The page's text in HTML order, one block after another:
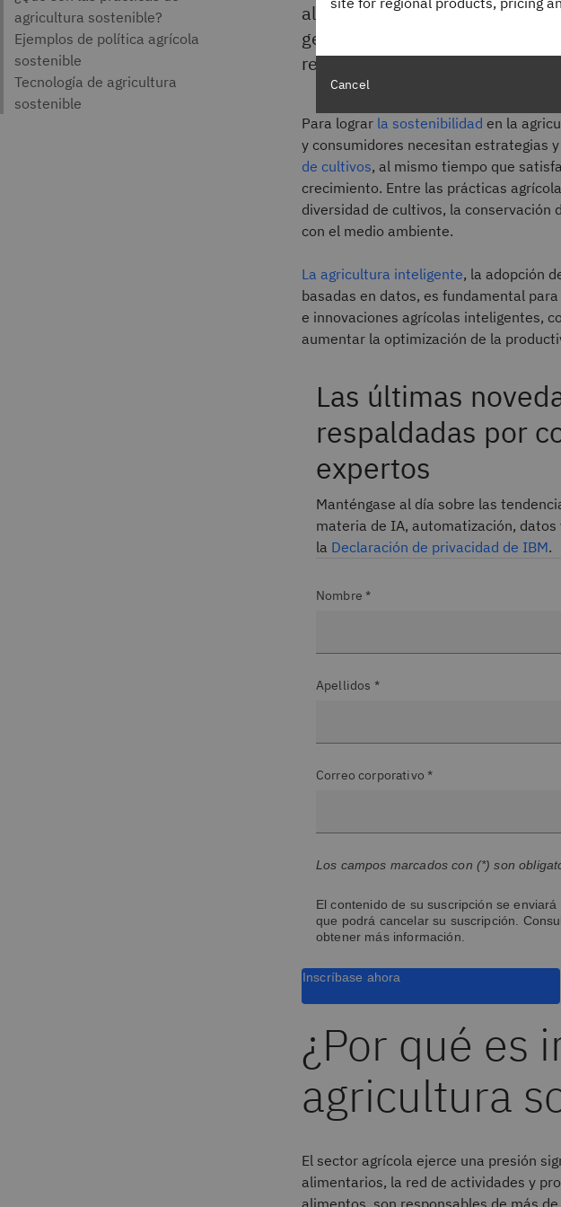
al mismo tiempo la
generaciones futuras. Hace
rentabilidad económica y la
Para lograr la sostenibilidad en la
y consumidores necesitan estrategias
de cultivos, al mismo tiempo que
crecimiento. Entre las prácticas
diversidad de cultivos, la conservación
con el medio ambiente.
La agricultura inteligente, la adopción
basadas en datos, es fundamental
e innovaciones agrícolas inteligentes,
aumentar la optimización de la
Las últimas
respaldadas por
expertos
Manténgase al día sobre las
materia de IA, automatización,
la Declaración de privacidad de IBM.
Nombre *
Apellidos *
Correo corporativo *
Los campos marcados con (*) son
El contenido de su suscripción se
que podrá cancelar su suscripción.
obtener más información.
Inscríbase ahora
¿Por qué es
agricultura
El sector agrícola ejerce una presión
alimentarios, la red de actividades y
alimentos, son responsables de más
Cancel